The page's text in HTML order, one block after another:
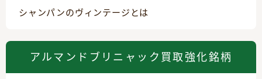
シャンパンのヴィンテージとは
アルマンドブリニャック買取強化銘柄